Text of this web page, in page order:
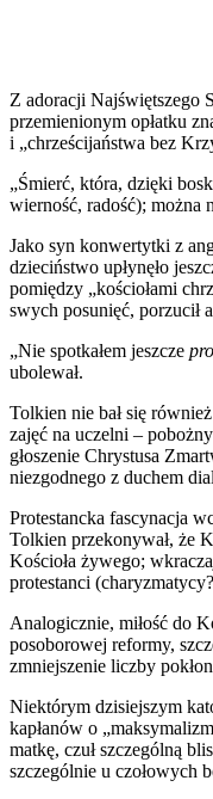
Z adoracji Najświętszego
przemienionym opłatku
i „chrześcijaństwa bez
„Śmierć, która, dzięki
wierność, radość); można
Jako syn konwertytki z
dzieciństwo upłynęło
pomiędzy „kościołami
swych posunięć, porzucił
„Nie spotkałem jeszcze
ubolewał.
Tolkien nie bał się
zajęć na uczelni –
głoszenie Chrystusa
niezgodnego z duchem
Protestancka fascynacja
Tolkien przekonywał, że
Kościoła żywego;
protestanci
Analogicznie, miłość do
posoborowej reformy,
zmniejszenie liczby
Niektórym dzisiejszym
kapłanów o
matkę, czuł szczególną
szczególnie u czołowych